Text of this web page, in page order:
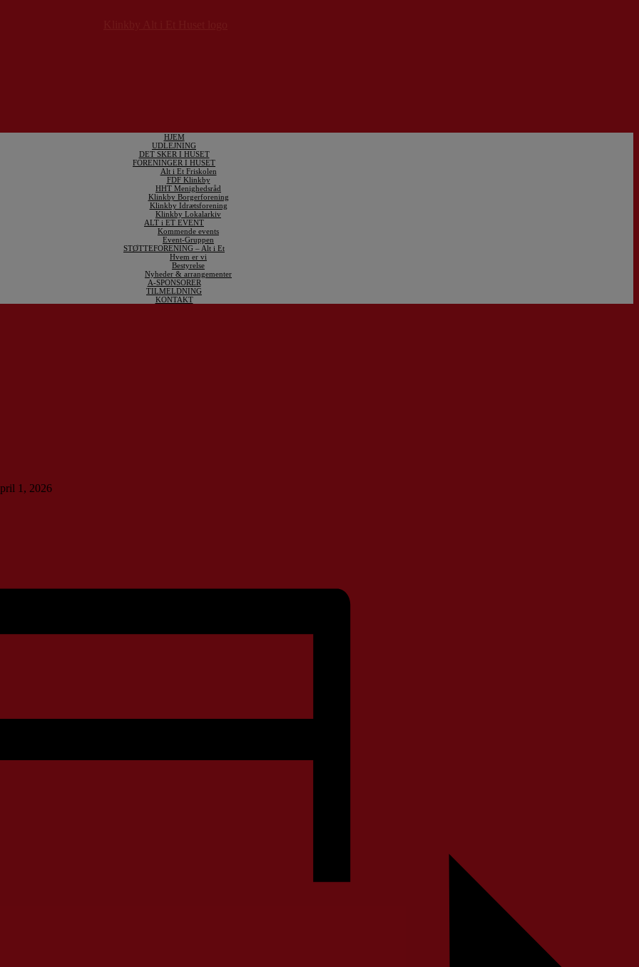
HJEM
UDLEJNING
DET SKER I HUSET
FORENINGER I HUSET
Alt i Et Friskolen
FDF Klinkby
HHT Menighedsråd
Klinkby Borgerforening
Klinkby Idrætsforening
Klinkby Lokalarkiv
ALT i ET EVENT
Kommende events
Event-Gruppen
STØTTEFORENING – Alt i Et
Hvem er vi
Bestyrelse
Nyheder & arrangementer
A-SPONSORER
TILMELDNING
KONTAKT
1, 2026